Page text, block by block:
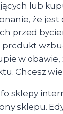
lub
że jest
przed
w
Chcesz
sklepy
sklepu.